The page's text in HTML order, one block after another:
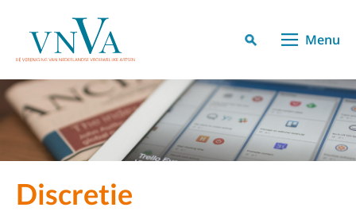
Menu
Discretie